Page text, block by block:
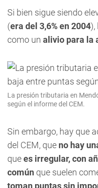
Si bien sigue siendo
(era del 3,6% en 2004),
como un alivio para la
La presión tributaria en
según el informe del CEM.
Sin embargo, hay que
del CEM, que no hay
quees irregular, con
común que suelen
toman puntas sin